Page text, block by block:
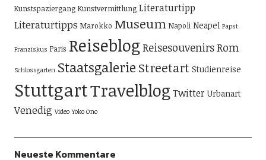
Kunstspaziergang Kunstvermittlung Literaturtipp
Literaturtipps Marokko Museum Napoli Neapel Papst
Franziskus Paris Reiseblog ReisesouvenirsRom
Schlossgarten Staatsgalerie Streetart Studienreise
StuttgartTravelblog Twitter Urbanart
Venedig Video Yoko Ono
Neueste Kommentare